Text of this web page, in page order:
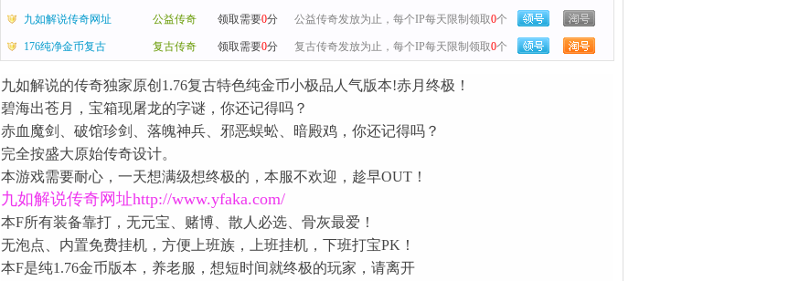
九如解说传奇网址 公益传奇 领取需要0分 公益传奇发放为止，每个IP每天限制领取0个
176纯净金币复古 复古传奇 领取需要0分 复古传奇发放为止，每个IP每天限制领取0个
九如解说的传奇独家原创1.76复古特色纯金币小极品人气版本!赤月终极！
碧海出苍月，宝箱现屠龙的字谜，你还记得吗？
赤血魔剑、破馆珍剑、落魄神兵、邪恶蜈蚣、暗殿鸡，你还记得吗？
完全按盛大原始传奇设计。
本游戏需要耐心，一天想满级想终极的，本服不欢迎，趁早OUT！
九如解说传奇网址http://www.yfaka.com/
本F所有装备靠打，无元宝、赌博、散人必选、骨灰最爱！
无泡点、内置免费挂机，方便上班族，上班挂机，下班打宝PK！
本F是纯1.76金币版本，养老服，想短时间就终极的玩家，请离开